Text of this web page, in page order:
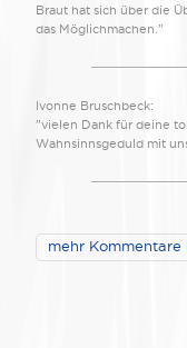
Braut hat sich über die
das Möglichmachen."
Ivonne Bruschbeck:
"vielen Dank für deine
Wahnsinnsgeduld mit
mehr Kommentare